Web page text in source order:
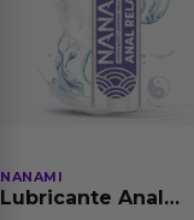
NANAMI
Lubricante Anal